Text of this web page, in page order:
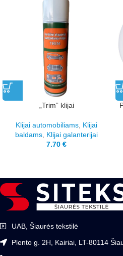
„Trim” klijai
Klijai automobiliams Klijai
baldams Klijai galanterijai
7.70 €
UAB, Šiaurės tekstilė
Plento g. 2H, Kairiai, LT-80114